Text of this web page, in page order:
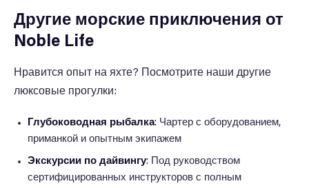
Другие морские приключения от
Noble Life
Нравится опыт на яхте? Посмотрите наши другие
люксовые прогулки:
Глубоководная рыбалка: Чартер с оборудованием,
приманкой и опытным экипажем
Экскурсии по дайвингу: Под руководством
сертифицированных инструкторов с полным